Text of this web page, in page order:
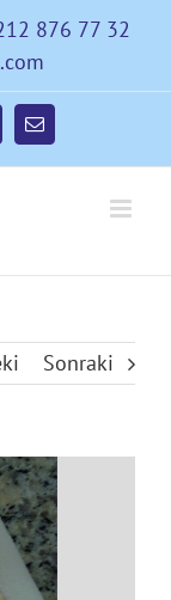
876 77 32
E-
posta
Sonraki